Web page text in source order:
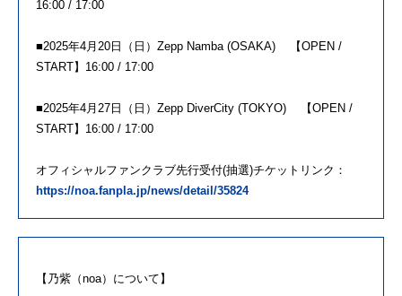
16:00 / 17:00
■2025年4月20日（日）Zepp Namba (OSAKA) 【OPEN /
START】16:00 / 17:00
■2025年4月27日（日）Zepp DiverCity (TOKYO) 【OPEN /
START】16:00 / 17:00
オフィシャルファンクラブ先行受付(抽選)チケットリンク：
https://noa.fanpla.jp/news/detail/35824
【乃紫（noa）について】